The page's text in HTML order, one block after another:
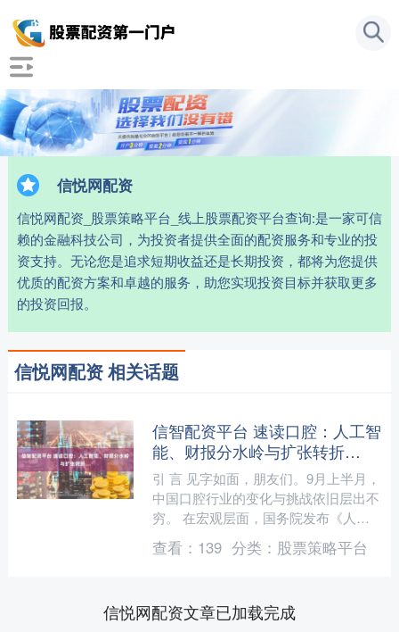
信悦网配资
信悦网配资_股票策略平台_线上股票配资平台查询:是一家可信
赖的金融科技公司，为投资者提供全面的配资服务和专业的投
资支持。无论您是追求短期收益还是长期投资，都将为您提供
优质的配资方案和卓越的服务，助您实现投资目标并获取更多
的投资回报。
信悦网配资 相关话题
信智配资平台 速读口腔：人工智
能、财报分水岭与扩张转折…
引 言 见字如面，朋友们。9月上半月，
中国口腔行业的变化与挑战依旧层出不
穷。 在宏观层面，国务院发布《人工
智能+行动的意见》，宣示了AI在医疗
等关键领域加速深度....
查看： 139 分类： 股票策略平台
信悦网配资文章已加载完成